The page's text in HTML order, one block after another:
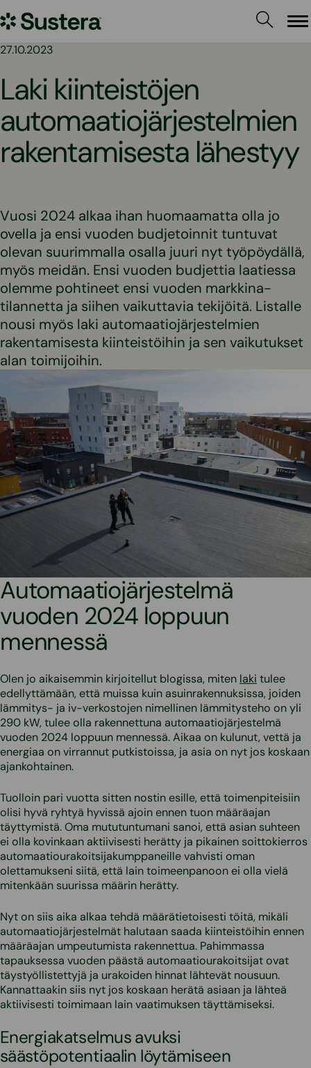
sisältöön
Sustera
27.10.2023
Laki kiinteistöjen
automaatiojärjestelmien
rakentamisesta lähestyy
Vuosi 2024 alkaa ihan huomaamatta olla jo
ovella ja ensi vuoden budjetoinnit tuntuvat
olevan suurimmalla osalla juuri nyt työpöydällä,
myös meidän. Ensi vuoden budjettia laatiessa
olemme pohtineet ensi vuoden markkina-
tilannetta ja siihen vaikuttavia tekijöitä. Listalle
nousi myös laki automaatiojärjestelmien
rakentamisesta kiinteistöihin ja sen vaikutukset
alan toimijoihin.
Automaatiojärjestelmä
vuoden 2024 loppuun
mennessä
Olen jo aikaisemmin kirjoitellut blogissa, miten laki tulee
edellyttämään, että muissa kuin asuinrakennuksissa, joiden
lämmitys- ja iv-verkostojen nimellinen lämmitysteho on yli
290 kW, tulee olla rakennettuna automaatiojärjestelmä
vuoden 2024 loppuun mennessä. Aikaa on kulunut, vettä ja
energiaa on virrannut putkistoissa, ja asia on nyt jos koskaan
ajankohtainen.
Tuolloin pari vuotta sitten nostin esille, että toimenpiteisiin
olisi hyvä ryhtyä hyvissä ajoin ennen tuon määräajan
täyttymistä. Oma mututuntumani sanoi, että asian suhteen
ei olla kovinkaan aktiivisesti herätty ja pikainen soittokierros
automaatiourakoitsijakumppaneille vahvisti oman
olettamukseni siitä, että lain toimeenpanoon ei olla vielä
mitenkään suurissa määrin herätty.
Nyt on siis aika alkaa tehdä määrätietoisesti töitä, mikäli
automaatiojärjestelmät halutaan saada kiinteistöihin ennen
määräajan umpeutumista rakennettua. Pahimmassa
tapauksessa vuoden päästä automaatiourakoitsijat ovat
täystyöllistettyjä ja urakoiden hinnat lähtevät nousuun.
Kannattaakin siis nyt jos koskaan herätä asiaan ja lähteä
aktiivisesti toimimaan lain vaatimuksen täyttämiseksi.
Energiakatselmus avuksi
säästöpotentiaalin löytämiseen